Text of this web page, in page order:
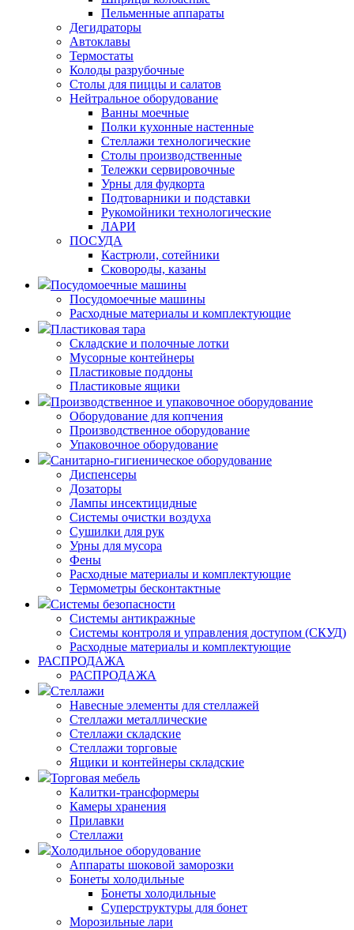
Пельменные аппараты
Дегидраторы
Автоклавы
Термостаты
Колоды разрубочные
Столы для пиццы и салатов
Нейтральное оборудование
Ванны моечные
Полки кухонные настенные
Стеллажи технологические
Столы производственные
Тележки сервировочные
Урны для фудкорта
Подтоварники и подставки
Рукомойники технологические
ЛАРИ
ПОСУДА
Кастрюли, сотейники
Сковороды, казаны
Посудомоечные машины
Посудомоечные машины
Расходные материалы и комплектующие
Пластиковая тара
Складские и полочные лотки
Мусорные контейнеры
Пластиковые поддоны
Пластиковые ящики
Производственное и упаковочное оборудование
Оборудование для копчения
Производственное оборудование
Упаковочное оборудование
Санитарно-гигиеническое оборудование
Диспенсеры
Дозаторы
Лампы инсектицидные
Системы очистки воздуха
Сушилки для рук
Урны для мусора
Фены
Расходные материалы и комплектующие
Термометры бесконтактные
Системы безопасности
Системы антикражные
Системы контроля и управления доступом (СКУД)
Расходные материалы и комплектующие
РАСПРОДАЖА
РАСПРОДАЖА
Стеллажи
Навесные элементы для стеллажей
Стеллажи металлические
Стеллажи складские
Стеллажи торговые
Ящики и контейнеры складские
Торговая мебель
Калитки-трансформеры
Камеры хранения
Прилавки
Стеллажи
Холодильное оборудование
Аппараты шоковой заморозки
Бонеты холодильные
Бонеты холодильные
Суперструктуры для бонет
Морозильные лари